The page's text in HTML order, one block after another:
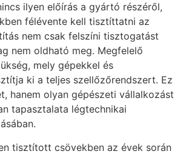
ilyen előírás a gyártó részéről,
félévente kell tisztíttatni az
nem csak felszíni tisztogatást
nem oldható meg. Megfelelő
mely gépekkel és
ki a teljes szellőzőrendszert. Ez
hanem olyan gépészeti vállalkozást
tapasztalata légtechnikai
tisztított csövekben az évek során